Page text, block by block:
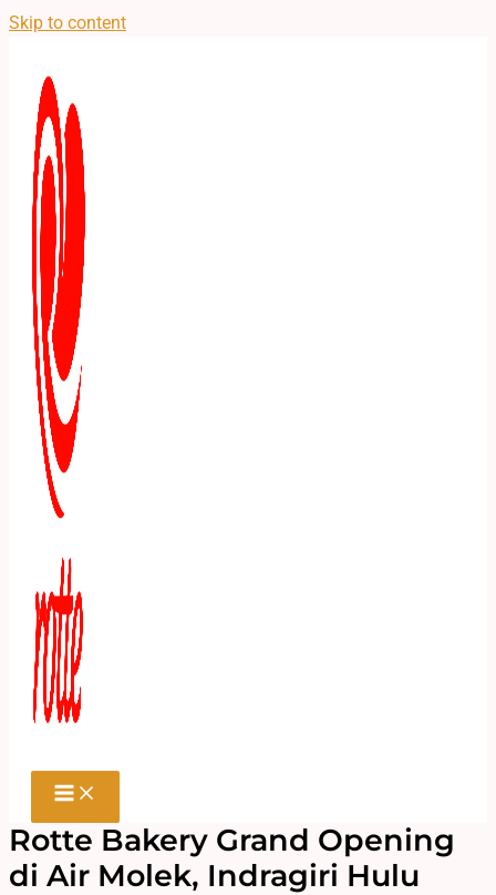
Skip to content
Rotte Bakery Grand Opening
di Air Molek, Indragiri Hulu